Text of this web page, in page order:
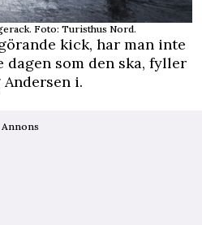
Foto: Turisthus Nord.
kick, har man inte
som den ska, fyller
i.
Annons